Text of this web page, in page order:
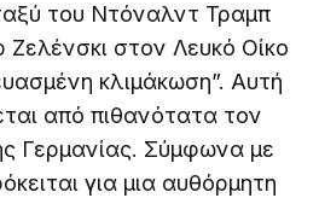
του Ντόναλντ Τραμπ
Ζελένσκι στον Λευκό Οίκο
κλιμάκωση”. Αυτή
από πιθανότατα τον
Γερμανίας. Σύμφωνα με
για μια αυθόρμητη